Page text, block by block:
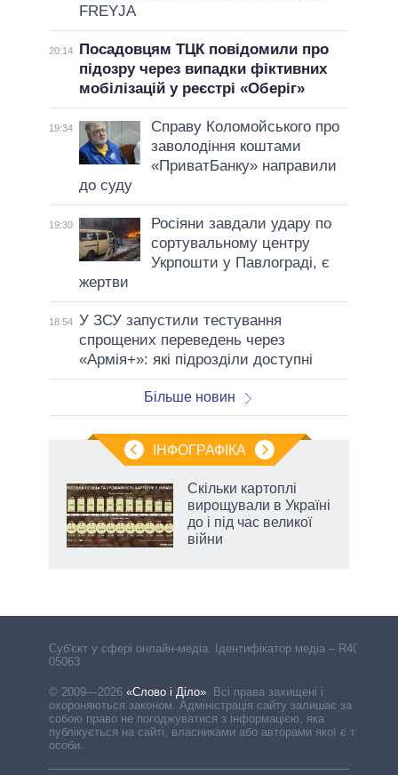
FREYJA
20:14
Посадовцям ТЦК повідомили про
підозру через випадки фіктивних
мобілізацій у реєстрі «Оберіг»
19:34
Справу Коломойського про
заволодіння коштами
«ПриватБанку» направили
до суду
19:30
Росіяни завдали удару по
сортувальному центру
Укрпошти у Павлограді, є
жертви
18:54 У ЗСУ запустили тестування
спрощених переведень через
«Армія+»: які підрозділи доступні
Більше новин
ІНФОГРАФІКА
Скільки картоплі
вирощували в Україні
до і під час великої
війни
Cуб'єкт у сфері онлайн-медіа. Ідентифікатор медіа – R40-
05063
© 2009—2026 «Слово і Діло». Всі права захищені і
охороняються законом. Адміністрація сайту залишає за
собою право не погоджуватися з інформацією, яка
публікується на сайті, власниками або авторами якої є треті
особи.